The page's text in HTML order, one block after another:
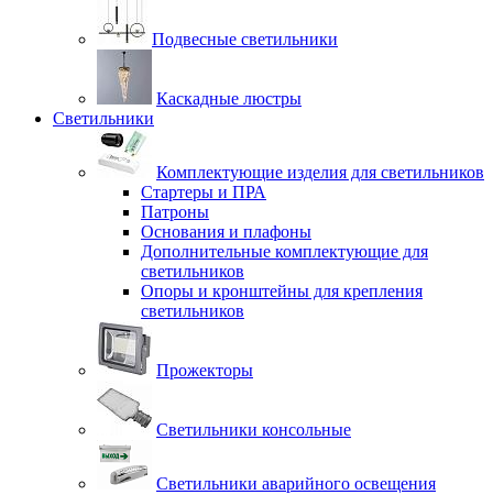
Подвесные светильники
Каскадные люстры
Светильники
Комплектующие изделия для светильников
Стартеры и ПРА
Патроны
Основания и плафоны
Дополнительные комплектующие для
светильников
Опоры и кронштейны для крепления
светильников
Прожекторы
Светильники консольные
Светильники аварийного освещения